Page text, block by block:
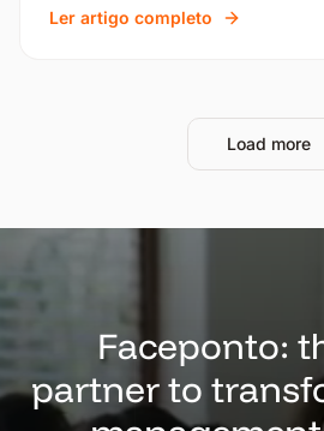
Ler artigo completo
Load more
Faceponto:
partner to